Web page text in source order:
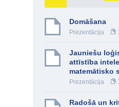
Domāšana
Prezentācija
Jauniešu
attīstība
matemātisko
Prezentācija
Radošā un